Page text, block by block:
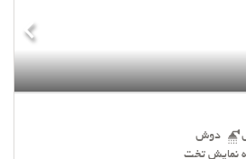
دوش
نمایش تخت